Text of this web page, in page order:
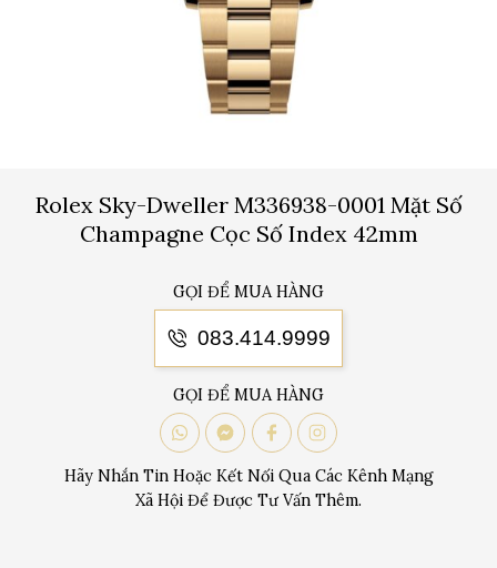
Rolex Sky-Dweller M336938-0001 Mặt Số
Champagne Cọc Số Index 42mm
GỌI ĐỂ MUA HÀNG
083.414.9999
GỌI ĐỂ MUA HÀNG
Hãy Nhắn Tin Hoặc Kết Nối Qua Các Kênh Mạng
Xã Hội Để Được Tư Vấn Thêm.